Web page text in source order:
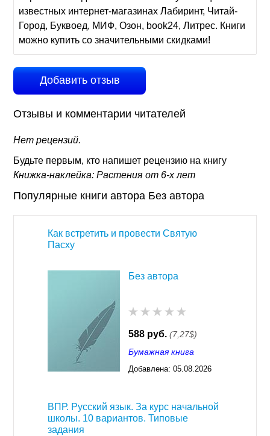
известных интернет-магазинах Лабиринт, Читай-
Город, Буквоед, МИФ, Озон, book24, Литрес. Книги
можно купить со значительными скидками!
Добавить отзыв
Отзывы и комментарии читателей
Нет рецензий.
Будьте первым, кто напишет рецензию на книгу
Книжка-наклейка: Растения от 6-х лет
Популярные книги автора Без автора
Как встретить и провести Святую
Пасху
Без автора
588 руб. (7,27$)
Бумажная книга
Добавлена: 05.08.2026
ВПР. Русский язык. За курс начальной
школы. 10 вариантов. Типовые
задания